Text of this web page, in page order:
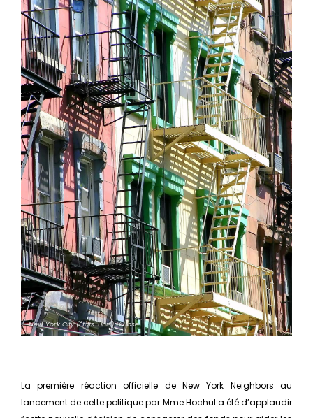
New York City(États-Unis)© Jose
La première réaction officielle de New York Neighbors au
lancement de cette politique par Mme Hochul a été d’applaudir